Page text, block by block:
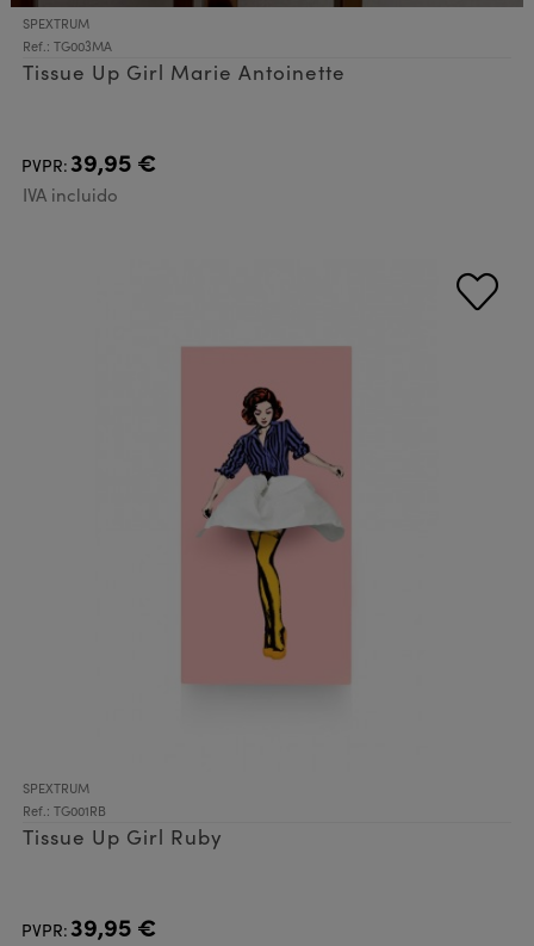
SPEXTRUM
Ref.: TG003MA
Tissue Up Girl Marie Antoinette
PVPR:39,95 €
IVA incluido
SPEXTRUM
Ref.: TG001RB
Tissue Up Girl Ruby
PVPR:39,95 €